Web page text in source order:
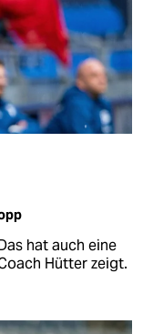
hat auch eine
Hütter zeigt.